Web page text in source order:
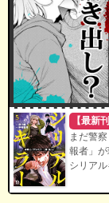
【最新
まだ警
報者」が
シリア